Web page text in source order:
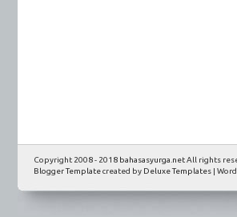
Copyright 2008 - 2018 bahasasyurga.netAll rights
Blogger Templatecreated by Deluxe Templates |